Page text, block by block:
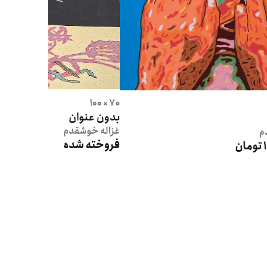
70 × 100
بدون عنوان
غزالهخوشقدم
فروخته شده